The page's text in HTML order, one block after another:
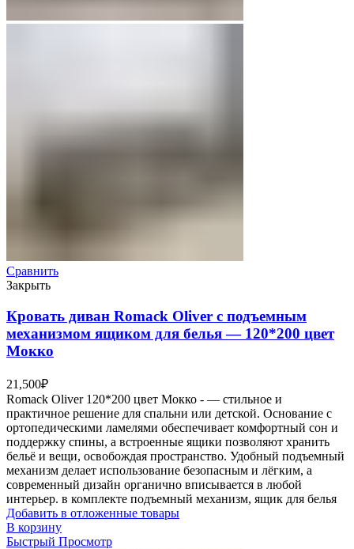
Сравнить
Закрыть
Кровать диван Romack Oliver с подъемным
механизмом ящиком для белья — 120*200 цвет
Мокко
21,500₽
Romack Oliver 120*200 цвет Мокко - — стильное и
практичное решение для спальни или детской. Основание с
ортопедическими ламелями обеспечивает комфортный сон и
поддержку спины, а встроенные ящики позволяют хранить
бельё и вещи, освобождая пространство. Удобный подъемный
механизм делает использование безопасным и лёгким, а
современный дизайн органично вписывается в любой
интерьер. в комплекте подъемный механизм, ящик для белья
Добавить в отложенные товары
В корзину
Быстрый Просмотр